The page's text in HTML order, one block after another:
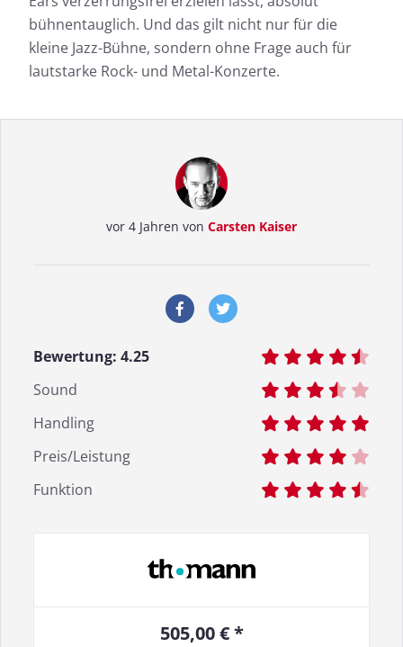
bühnentauglich. Und das gilt nicht nur für die
kleine Jazz-Bühne, sondern ohne Frage auch für
lautstarke Rock- und Metal-Konzerte.
vor 4 Jahren von Carsten Kaiser
Bewertung: 4.25
Sound
Handling
Preis/Leistung
Funktion
505,00 € *